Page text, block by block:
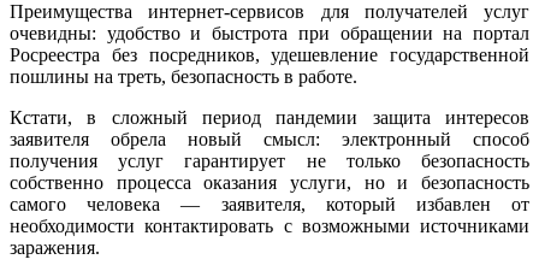
Преимущества интернет-сервисов для получателей услуг
очевидны: удобство и быстрота при обращении на портал
Росреестра без посредников, удешевление государственной
пошлины на треть, безопасность в работе.
Кстати, в сложный период пандемии защита интересов
заявителя обрела новый смысл: электронный способ
получения услуг гарантирует не только безопасность
собственно процесса оказания услуги, но и безопасность
самого человека — заявителя, который избавлен от
необходимости контактировать с возможными источниками
заражения.